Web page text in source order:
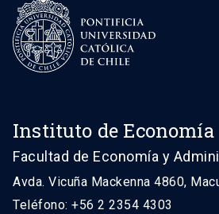
Instituto de Economía
Facultad de Economía y
Avda. Vicuña Mackenna 4860,
Teléfono: +56 2 2354 4303